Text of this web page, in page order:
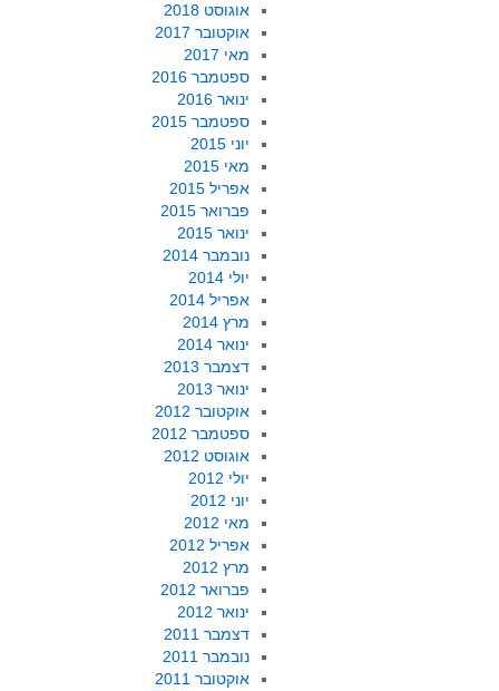
אוגוסט 2018
אוקטובר 2017
מאי 2017
ספטמבר 2016
ינואר 2016
ספטמבר 2015
יוני 2015
מאי 2015
אפריל 2015
פברואר 2015
ינואר 2015
נובמבר 2014
יולי 2014
אפריל 2014
מרץ 2014
ינואר 2014
דצמבר 2013
ינואר 2013
אוקטובר 2012
ספטמבר 2012
אוגוסט 2012
יולי 2012
יוני 2012
מאי 2012
אפריל 2012
מרץ 2012
פברואר 2012
ינואר 2012
דצמבר 2011
נובמבר 2011
אוקטובר 2011